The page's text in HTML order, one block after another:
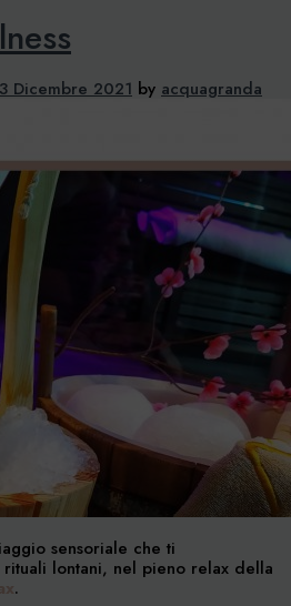
Dicembre 2021 by acquagranda
sensoriale che ti
lontani, nel pieno relax della
.